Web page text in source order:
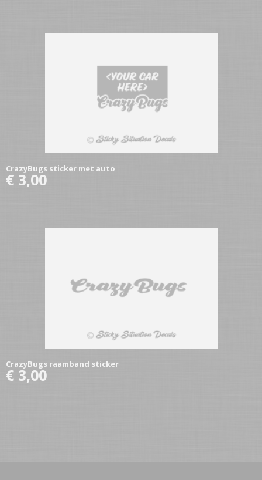
CrazyBugs sticker met auto
€ 3,00
CrazyBugs raamband sticker
€ 3,00